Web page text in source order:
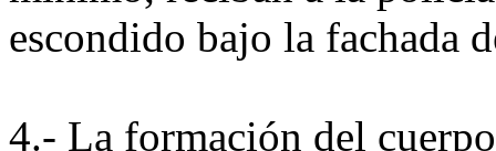
escondido bajo la fachada
4.- La formación del